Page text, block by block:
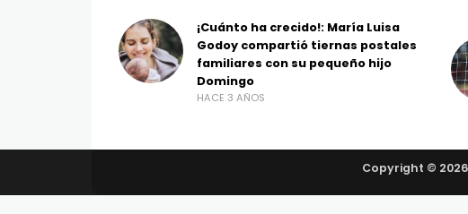
¡Cuánto ha crecido!: María Luisa
Godoy compartió tiernas postales
familiares con su pequeño hijo
Domingo
HACE 3 AÑOS
Copyright © 2026